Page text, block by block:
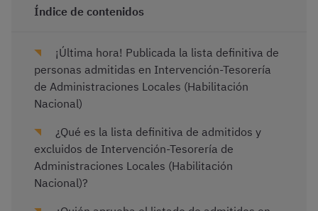
Índice de contenidos
¡Última hora! Publicada la lista definitiva de
personas admitidas en Intervención-Tesorería
de Administraciones Locales (Habilitación
Nacional)
¿Qué es la lista definitiva de admitidos y
excluidos de Intervención-Tesorería de
Administraciones Locales (Habilitación
Nacional)?